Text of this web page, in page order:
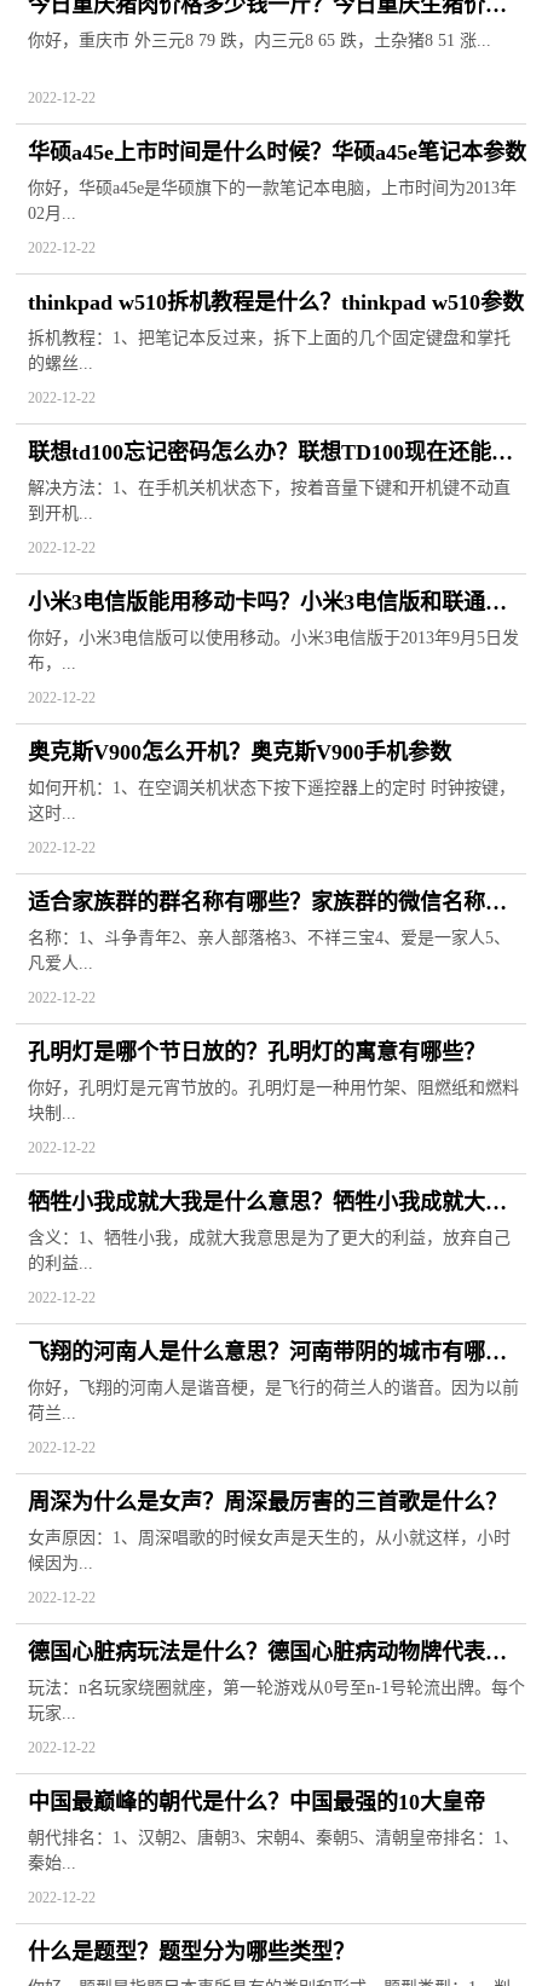
表
你好，重庆市 外三元8 79 跌，内三元8 65 跌，土杂猪8 51 涨...
2022-12-22
华硕a45e上市时间是什么时候？华硕a45e笔记本参数
你好，华硕a45e是华硕旗下的一款笔记本电脑，上市时间为2013年
02月...
2022-12-22
thinkpad w510拆机教程是什么？thinkpad w510参数
拆机教程：1、把笔记本反过来，拆下上面的几个固定键盘和掌托
的螺丝...
2022-12-22
联想td100忘记密码怎么办？联想TD100现在还能用
吗？
解决方法：1、在手机关机状态下，按着音量下键和开机键不动直
到开机...
2022-12-22
小米3电信版能用移动卡吗？小米3电信版和联通版
有什么区别？
你好，小米3电信版可以使用移动。小米3电信版于2013年9月5日发
布，...
2022-12-22
奥克斯V900怎么开机？奥克斯V900手机参数
如何开机：1、在空调关机状态下按下遥控器上的定时 时钟按键，
这时...
2022-12-22
适合家族群的群名称有哪些？家族群的微信名称大
全
名称：1、斗争青年2、亲人部落格3、不祥三宝4、爱是一家人5、
凡爱人...
2022-12-22
孔明灯是哪个节日放的？孔明灯的寓意有哪些？
你好，孔明灯是元宵节放的。孔明灯是一种用竹架、阻燃纸和燃料
块制...
2022-12-22
牺牲小我成就大我是什么意思？牺牲小我成就大我
的名言有哪些？
含义：1、牺牲小我，成就大我意思是为了更大的利益，放弃自己
的利益...
2022-12-22
飞翔的河南人是什么意思？河南带阴的城市有哪
些？
你好，飞翔的河南人是谐音梗，是飞行的荷兰人的谐音。因为以前
荷兰...
2022-12-22
周深为什么是女声？周深最厉害的三首歌是什么？
女声原因：1、周深唱歌的时候女声是天生的，从小就这样，小时
候因为...
2022-12-22
德国心脏病玩法是什么？德国心脏病动物牌代表什
么？
玩法：n名玩家绕圈就座，第一轮游戏从0号至n-1号轮流出牌。每个
玩家...
2022-12-22
中国最巅峰的朝代是什么？中国最强的10大皇帝
朝代排名：1、汉朝2、唐朝3、宋朝4、秦朝5、清朝皇帝排名：1、
秦始...
2022-12-22
什么是题型？题型分为哪些类型？